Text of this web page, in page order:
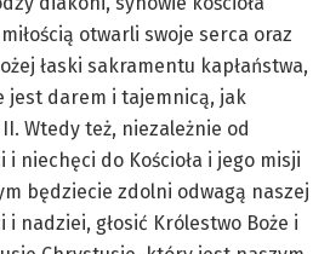
otwarli swoje serca oraz
łaski sakramentu kapłaństwa,
jest darem i tajemnicą, jak
II. Wtedy też, niezależnie od
i niechęci do Kościoła i jego misji
będziecie zdolni odwagą naszej
i nadziei, głosić Królestwo Boże i